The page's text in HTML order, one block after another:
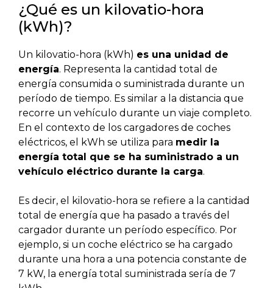
¿Qué es un kilovatio-hora
(kWh)?
Un kilovatio-hora (kWh) es una unidad de
energía. Representa la cantidad total de
energía consumida o suministrada durante un
período de tiempo. Es similar a la distancia que
recorre un vehículo durante un viaje completo.
En el contexto de los cargadores de coches
eléctricos, el kWh se utiliza para medir la
energía total que se ha suministrado a un
vehículo eléctrico durante la carga.
Es decir, el kilovatio-hora se refiere a la cantidad
total de energía que ha pasado a través del
cargador durante un período específico. Por
ejemplo, si un coche eléctrico se ha cargado
durante una hora a una potencia constante de
7 kW, la energía total suministrada sería de 7